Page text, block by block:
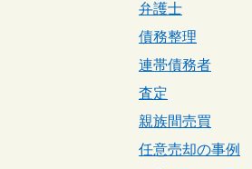
弁護士
債務整理
連帯債務者
査定
親族間売買
任意売却の事例